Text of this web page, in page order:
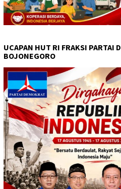
UCAPAN HUT RI FRAKSI PARTAI
BOJONEGORO